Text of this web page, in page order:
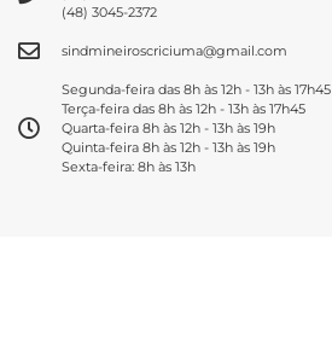
(48) 3045-2372
sindmineiroscriciuma@gmail.com
Segunda-feira das 8h às 12h - 13h às 17h45
Terça-feira das 8h às 12h - 13h às 17h45
Quarta-feira 8h às 12h - 13h às 19h
Quinta-feira 8h às 12h - 13h às 19h
Sexta-feira: 8h às 13h